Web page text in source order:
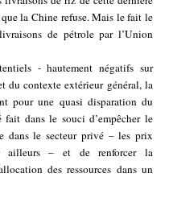
la Chine refuse. Mais le fait le
de pétrole par l’Union
- hautement négatifs sur
du contexte extérieur général, la
pour une quasi disparation du
dans le souci d’empêcher le
dans le secteur privé – les prix
ailleurs – et de renforcer la
des ressources dans un